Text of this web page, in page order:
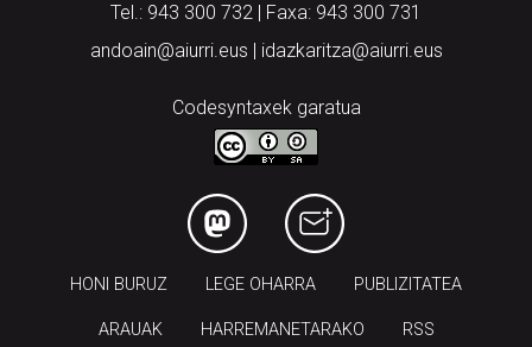
Tel.: 943 300 732 | Faxa: 943 300 731
andoain@aiurri.eus | idazkaritza@aiurri.eus
Codesyntaxek garatua
HONI BURUZ LEGE OHARRA PUBLIZITATEA
ARAUAK HARREMANETARAKO RSS